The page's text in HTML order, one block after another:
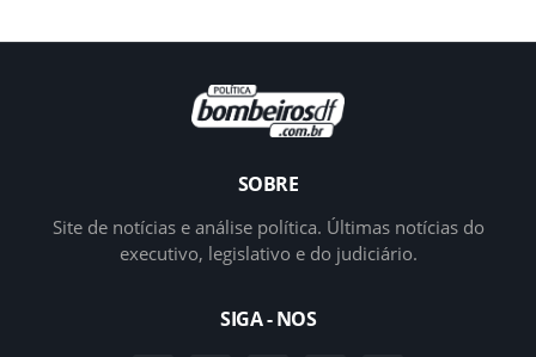
SOBRE
Site de notícias e análise política. Últimas notícias do
executivo, legislativo e do judiciário.
SIGA - NOS